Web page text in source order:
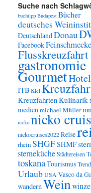
Suche nach
buchtipp Budapest Bücher
deutsches
DeutschlandDonau
Facebook
Flusskreuzfahrt
gastronomie
GourmetHotel
ITB Kiel
KreuzfahrtenKulinarik
medienmichael Müller
nicko nicko
nickocruises2022Reise
rheinSHGFSHMF
sternekücheStädtereisen
toskanaTourismus
Urlaub USA Vasco da
wandernWein